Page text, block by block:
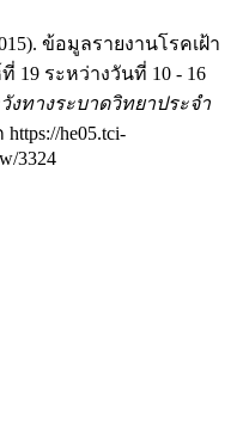
ข้อมูลรายงานโรคเฝ้า
19 ระหว่างวันที่ 10 - 16
งทางระบาดวิทยาประจำ
he05.tci-
3324